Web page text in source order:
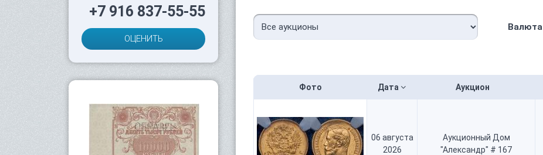
+7 916 837-55-55
ОЦЕНИТЬ
Валюта
Фото Дата Аукцион
06 августа
2026
Аукционный Дом
"Александр" # 167